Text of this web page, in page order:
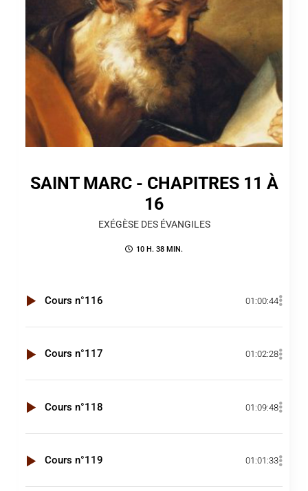
SAINT MARC - CHAPITRES 11 À
16
EXÉGÈSE DES ÉVANGILES
10 H. 38 MIN.
Cours n°116 01:00:44
Cours n°117 01:02:28
Cours n°118 01:09:48
Cours n°119 01:01:33